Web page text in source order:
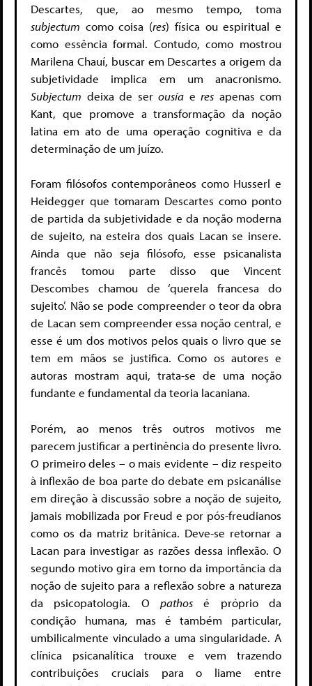
Descartes, que, ao mesmo tempo, toma
subjectum como coisa (res) física ou espiritual e
como essência formal. Contudo, como mostrou
Marilena Chauí, buscar em Descartes a origem da
subjetividade implica em um anacronismo.
Subjectum deixa de ser ousía e res apenas com
Kant, que promove a transformação da noção
latina em ato de uma operação cognitiva e da
determinação de um juízo.
Foram filósofos contemporâneos como Husserl e
Heidegger que tomaram Descartes como ponto
de partida da subjetividade e da noção moderna
de sujeito, na esteira dos quais Lacan se insere.
Ainda que não seja filósofo, esse psicanalista
francês tomou parte disso que Vincent
Descombes chamou de ‘querela francesa do
sujeito’. Não se pode compreender o teor da obra
de Lacan sem compreender essa noção central, e
esse é um dos motivos pelos quais o livro que se
tem em mãos se justifica. Como os autores e
autoras mostram aqui, trata-se de uma noção
fundante e fundamental da teoria lacaniana.
Porém, ao menos três outros motivos me
parecem justificar a pertinência do presente livro.
O primeiro deles – o mais evidente – diz respeito
à inflexão de boa parte do debate em psicanálise
em direção à discussão sobre a noção de sujeito,
jamais mobilizada por Freud e por pós-freudianos
como os da matriz britânica. Deve-se retornar a
Lacan para investigar as razões dessa inflexão. O
segundo motivo gira em torno da importância da
noção de sujeito para a reflexão sobre a natureza
da psicopatologia. O pathos é próprio da
condição humana, mas é também particular,
umbilicalmente vinculado a uma singularidade. A
clínica psicanalítica trouxe e vem trazendo
contribuições cruciais para o liame entre